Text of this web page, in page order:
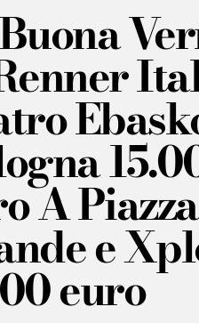
A Piazza
e
euro